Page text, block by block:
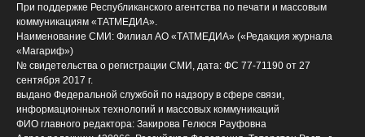
При поддержке Республиканского агентства по печати и массовым
коммуникациям «ТАТМЕДИА».
Наименование СМИ: Филиал АО «ТАТМЕДИА» («Редакция журнала
«Магариф»)
№ свидетельства о регистрации СМИ, дата: ФС 77-71190 от 27
сентября 2017 г.
выдано Федеральной службой по надзору в сфере связи,
информационных технологий и массовых коммуникаций
ФИО главного редактора: Закирова Гелюся Рауфовна